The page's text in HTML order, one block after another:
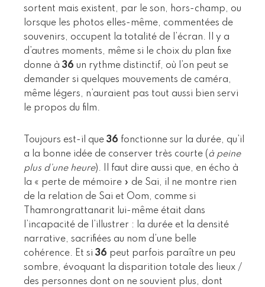
sortent mais existent, par le son, hors-champ, ou
lorsque les photos elles-même, commentées de
souvenirs, occupent la totalité de l’écran. Il y a
d’autres moments, même si le choix du plan fixe
donne à 36 un rythme distinctif, où l’on peut se
demander si quelques mouvements de caméra,
même légers, n’auraient pas tout aussi bien servi
le propos du film.
Toujours est-il que 36 fonctionne sur la durée, qu’il
a la bonne idée de conserver très courte (à peine
plus d’une heure). Il faut dire aussi que, en écho à
la « perte de mémoire » de Sai, il ne montre rien
de la relation de Sai et Oom, comme si
Thamrongrattanarit lui-même était dans
l’incapacité de l’illustrer : la durée et la densité
narrative, sacrifiées au nom d’une belle
cohérence. Et si 36 peut parfois paraître un peu
sombre, évoquant la disparition totale des lieux /
des personnes dont on ne souvient plus, dont